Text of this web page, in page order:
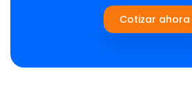
Cotizar ahora